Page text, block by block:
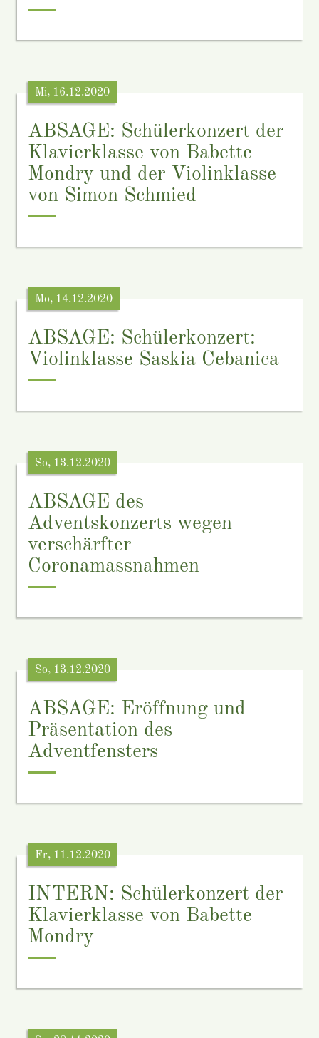
ABSAGE: Schülerkonzert der
Klavierklasse von Babette
Mondry und der Violinklasse
von Simon Schmied
Mi, 16.12.2020
ABSAGE: Schülerkonzert:
Violinklasse Saskia Cebanica
Mo, 14.12.2020
ABSAGE des
Adventskonzerts wegen
verschärfter
Coronamassnahmen
So, 13.12.2020
ABSAGE: Eröffnung und
Präsentation des
Adventfensters
So, 13.12.2020
INTERN: Schülerkonzert der
Klavierklasse von Babette
Mondry
Fr, 11.12.2020